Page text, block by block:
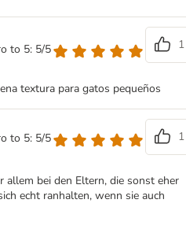
to 5: 5/5
1
textura para gatos pequeños
to 5: 5/5
1
bei den Eltern, die sonst eher
echt ranhalten, wenn sie auch